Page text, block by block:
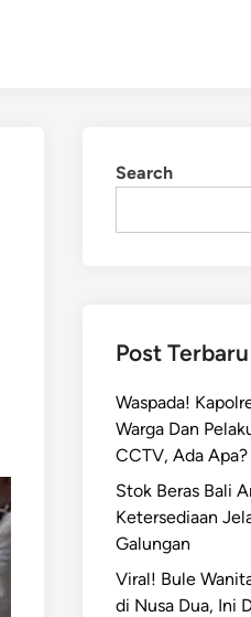
Search
Post Terbaru
Waspada!
Warga Dan
CCTV, Ada Apa?
Stok Beras Bali
Ketersediaan
Galungan
Viral! Bule
di Nusa Dua, Ini